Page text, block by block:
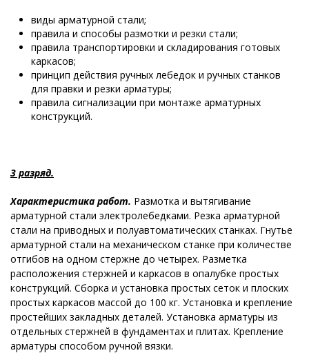
виды арматурной стали;
правила и способы размотки и резки стали;
правила транспортировки и складирования готовых
каркасов;
принцип действия ручных лебедок и ручных станков
для правки и резки арматуры;
правила сигнализации при монтаже арматурных
конструкций.
3 разряд.
Характеристика работ. Размотка и вытягивание
арматурной стали электролебедками. Резка арматурной
стали на приводных и полуавтоматических станках. Гнутье
арматурной стали на механическом станке при количестве
отгибов на одном стержне до четырех. Разметка
расположения стержней и каркасов в опалубке простых
конструкций. Сборка и установка простых сеток и плоских
простых каркасов массой до 100 кг. Установка и крепление
простейших закладных деталей. Установка арматуры из
отдельных стержней в фундаментах и плитах. Крепление
арматуры способом ручной вязки.